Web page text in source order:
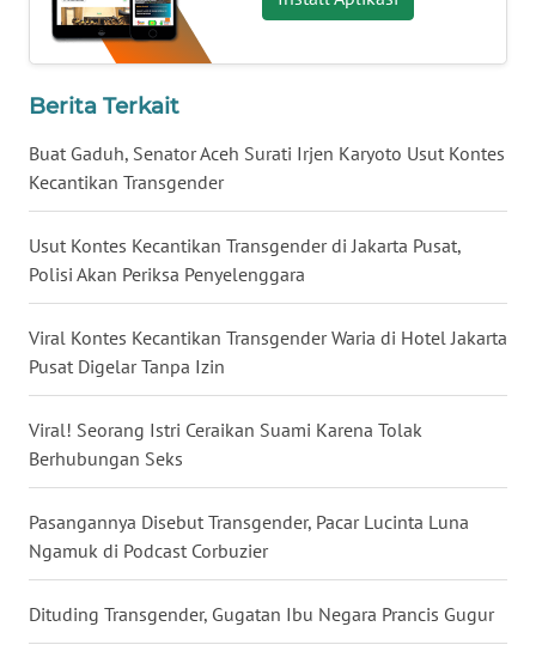
Berita Terkait
Buat Gaduh, Senator Aceh Surati Irjen Karyoto Usut Kontes
Kecantikan Transgender
Usut Kontes Kecantikan Transgender di Jakarta Pusat,
Polisi Akan Periksa Penyelenggara
Viral Kontes Kecantikan Transgender Waria di Hotel Jakarta
Pusat Digelar Tanpa Izin
Viral! Seorang Istri Ceraikan Suami Karena Tolak
Berhubungan Seks
Pasangannya Disebut Transgender, Pacar Lucinta Luna
Ngamuk di Podcast Corbuzier
Dituding Transgender, Gugatan Ibu Negara Prancis Gugur
KALTARA
KALSEL
WN
KALTIM
WN
SULSEL
WN
GORONTALO
WN
SULUT
WN
MALUKU
WN